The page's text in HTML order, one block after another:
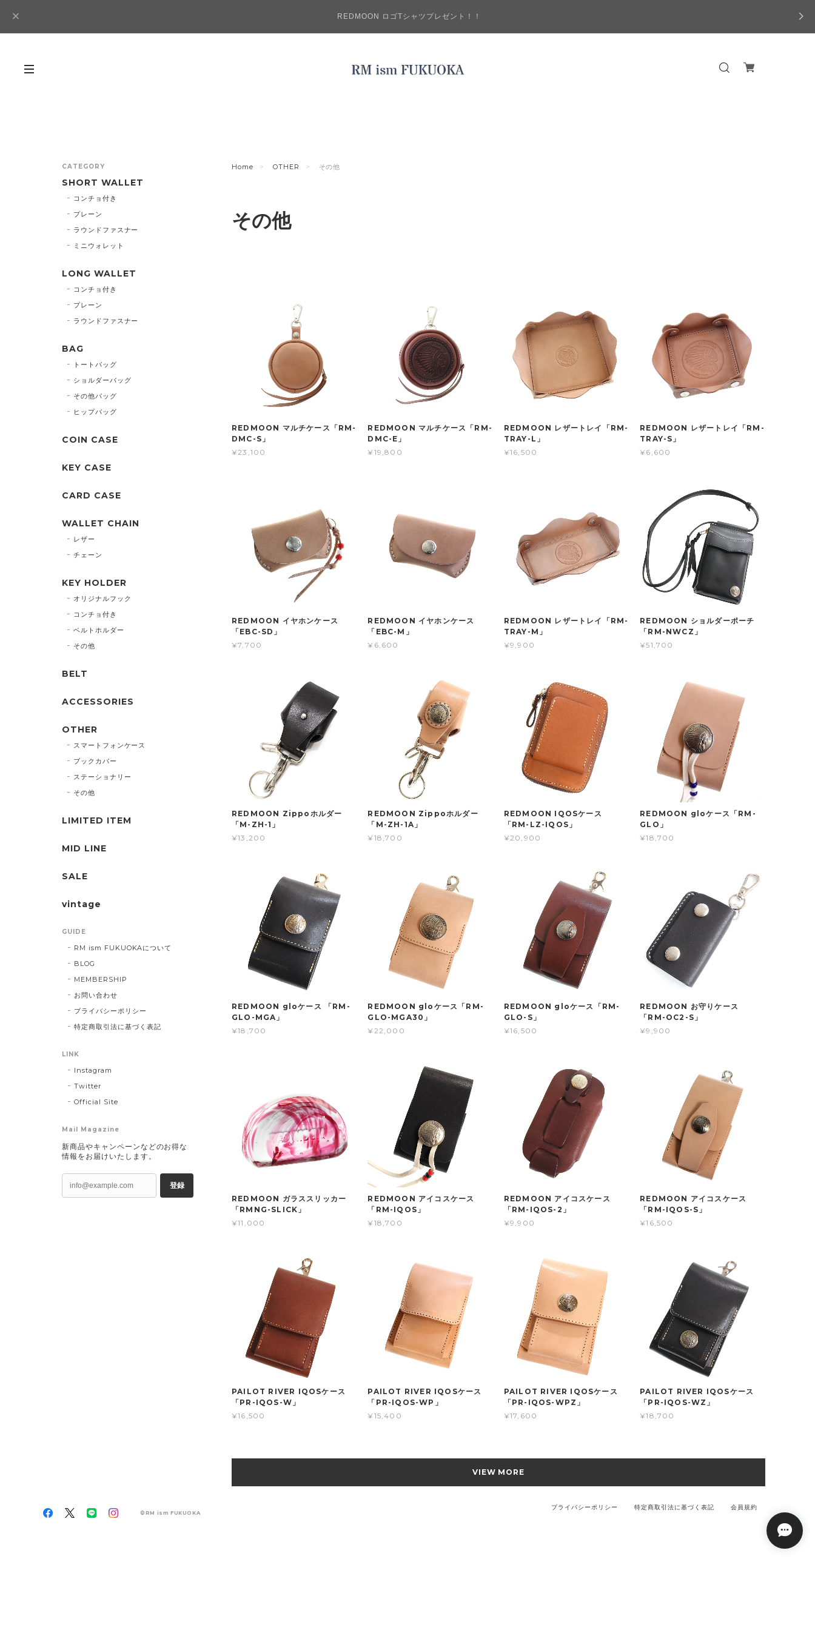
REDMOON ロゴTシャツプレゼント！！
Home OTHER その他
その他
REDMOON マルチケース「RM-
DMC-S」
¥23,100
REDMOON マルチケース「RM-
DMC-E」
¥19,800
REDMOON レザートレイ「RM-
TRAY-L」
¥16,500
REDMOON レザートレイ「RM-
TRAY-S」
¥6,600
REDMOON イヤホンケース
「EBC-SD」
¥7,700
REDMOON イヤホンケース
「EBC-M」
¥6,600
REDMOON レザートレイ「RM-
TRAY-M」
¥9,900
REDMOON ショルダーポーチ
「RM-NWCZ」
¥51,700
REDMOON Zippoホルダー
「M-ZH-1」
¥13,200
REDMOON Zippoホルダー
「M-ZH-1A」
¥18,700
REDMOON IQOSケース
「RM-LZ-IQOS」
¥20,900
REDMOON gloケース「RM-
GLO」
¥18,700
REDMOON gloケース 「RM-
GLO-MGA」
¥18,700
REDMOON gloケース「RM-
GLO-MGA30」
¥22,000
REDMOON gloケース「RM-
GLO-S」
¥16,500
REDMOON お守りケース
「RM-OC2-S」
¥9,900
REDMOON ガラススリッカー
「RMNG-SLICK」
¥11,000
REDMOON アイコスケース
「RM-IQOS」
¥18,700
REDMOON アイコスケース
「RM-IQOS-2」
¥9,900
REDMOON アイコスケース
「RM-IQOS-S」
¥16,500
PAILOT RIVER IQOSケース
「PR-IQOS-W」
¥16,500
PAILOT RIVER IQOSケース
「PR-IQOS-WP」
¥15,400
PAILOT RIVER IQOSケース
「PR-IQOS-WPZ」
¥17,600
PAILOT RIVER IQOSケース
「PR-IQOS-WZ」
¥18,700
VIEW MORE
CATEGORY
SHORT WALLET
コンチョ付き
プレーン
ラウンドファスナー
ミニウォレット
LONG WALLET
コンチョ付き
プレーン
ラウンドファスナー
BAG
トートバッグ
ショルダーバッグ
その他バッグ
ヒップバッグ
COIN CASE
KEY CASE
CARD CASE
WALLET CHAIN
レザー
チェーン
KEY HOLDER
オリジナルフック
コンチョ付き
ベルトホルダー
その他
BELT
ACCESSORIES
OTHER
スマートフォンケース
ブックカバー
ステーショナリー
その他
LIMITED ITEM
MID LINE
SALE
vintage
GUIDE
RM ism FUKUOKAについて
BLOG
MEMBERSHIP
お問い合わせ
プライバシーポリシー
特定商取引法に基づく表記
LINK
Instagram
Twitter
Official Site
Mail Magazine
新商品やキャンペーンなどのお得な
情報をお届けいたします。
登録
プライバシーポリシー 特定商取引法に基づく表記 会員規約
©RM ism FUKUOKA